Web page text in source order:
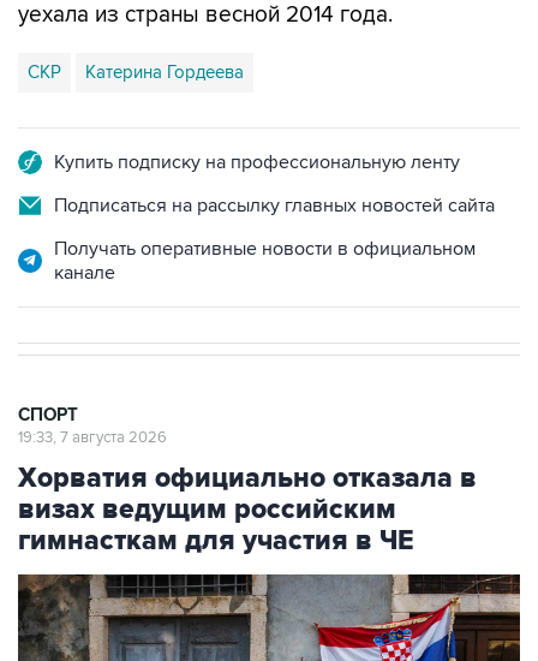
СКР Катерина Гордеева
Подписаться на рассылку главных новостей сайта
Получать оперативные новости в официальном
Хорватия официально отказала в
визах ведущим российским
гимнасткам для участия в ЧЕ